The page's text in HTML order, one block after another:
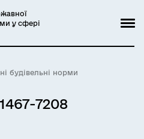
у сфері
будівельні норми
7208